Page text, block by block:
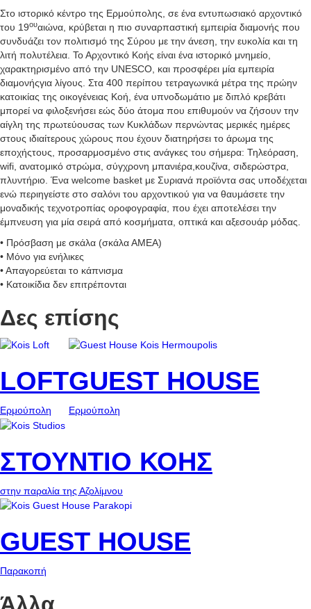
Στο ιστορικό κέντρο της Ερμούπολης, σε ένα εντυπωσιακό αρχοντικό
του 19ουαιώνα, κρύβεται η πιο συναρπαστική εμπειρία διαμονής που
συνδυάζει τον πολιτισμό της Σύρου με την άνεση, την ευκολία και τη
λιτή πολυτέλεια. Το Αρχοντικό Κοής είναι ένα ιστορικό μνημείο,
χαρακτηρισμένο από την UNESCO, και προσφέρει μία εμπειρία
διαμονήςγια λίγους. Στα 400 περίπου τετραγωνικά μέτρα της πρώην
κατοικίας της οικογένειας Κοή, ένα υπνοδωμάτιο με διπλό κρεβάτι
μπορεί να φιλοξενήσει εώς δύο άτομα που επιθυμούν να ζήσουν την
αίγλη της πρωτεύουσας των Κυκλάδων περνώντας μερικές ημέρες
στους ιδιαίτερους χώρους που έχουν διατηρήσει το άρωμα της
εποχήςτους, προσαρμοσμένο στις ανάγκες του σήμερα: Τηλεόραση,
wifi, ανατομικό στρώμα, σύγχρονη μπανιέρα,κουζίνα, σιδερώστρα,
πλυντήριο. Ένα welcome basket με Συριανά προϊόντα σας υποδέχεται
ενώ περιηγείστε στο σαλόνι του αρχοντικού για να θαυμάσετε την
μοναδικής τεχνοτροπίας οροφογραφία, που έχει αποτελέσει την
έμπνευση για μία σειρά από κοσμήματα, οπτικά και αξεσουάρ μόδας.
• Πρόσβαση με σκάλα (σκάλα ΑΜΕΑ)
• Μόνο για ενήλικες
• Απαγορεύεται το κάπνισμα
• Κατοικίδια δεν επιτρέπονται
Δες επίσης
LOFT
Ερμούπολη
GUEST HOUSE
Ερμούπολη
ΣΤΟΥΝΤΙΟ ΚΟΗΣ
στην παραλία της Αζολίμνου
GUEST HOUSE
Παρακοπή